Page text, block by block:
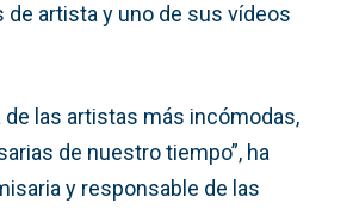
de artista y uno de sus vídeos
de las artistas más incómodas,
de nuestro tiempo”, ha
y responsable de las